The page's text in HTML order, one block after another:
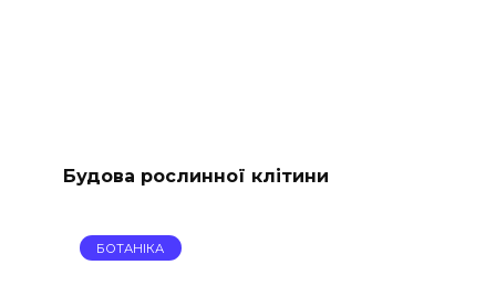
Будова рослинної клітини
БОТАНІКА